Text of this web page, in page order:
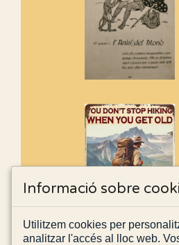
Informació sobre
Utilitzem cookies per
analitzar l'accés al lloc web.